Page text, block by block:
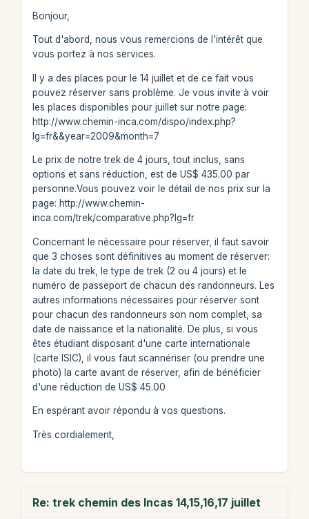
Bonjour,
Tout d'abord, nous vous remercions de l'intérêt que
vous portez à nos services.
Il y a des places pour le 14 juillet et de ce fait vous
pouvez réserver sans problème. Je vous invite à voir
les places disponibles pour juillet sur notre page:
http://www.chemin-inca.com/dispo/index.php?
lg=fr&&year=2009&month=7
Le prix de notre trek de 4 jours, tout inclus, sans
options et sans réduction, est de US$ 435.00 par
personne.Vous pouvez voir le détail de nos prix sur la
page: http://www.chemin-
inca.com/trek/comparative.php?lg=fr
Concernant le nécessaire pour réserver, il faut savoir
que 3 choses sont définitives au moment de réserver:
la date du trek, le type de trek (2 ou 4 jours) et le
numéro de passeport de chacun des randonneurs. Les
autres informations nécessaires pour réserver sont
pour chacun des randonneurs son nom complet, sa
date de naissance et la nationalité. De plus, si vous
êtes étudiant disposant d'une carte internationale
(carte ISIC), il vous faut scannériser (ou prendre une
photo) la carte avant de réserver, afin de bénéficier
d'une réduction de US$ 45.00
En espérant avoir répondu à vos questions.
Très cordialement,
Re: trek chemin des Incas 14,15,16,17 juillet